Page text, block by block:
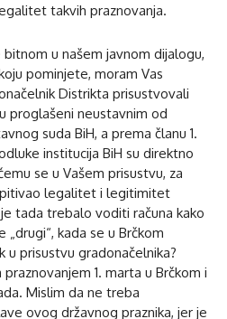
takvih praznovanja.
u našem javnom dijalogu,
pominjete, moram Vas
Distrikta prisustvovali
proglašeni neustavnim od
suda BiH, a prema članu 1.
institucija BiH su direktno
se u Vašem prisustvu, za
legalitet i legitimitet
tada trebalo voditi računa kako
kada se u Brčkom
u prisustvu gradonačelnika?
1. marta u Brčkom i
Mislim da ne treba
ovog državnog praznika, jer je